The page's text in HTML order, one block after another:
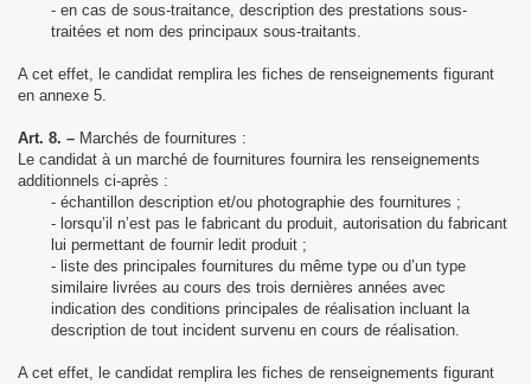
- en cas de sous-traitance, description des prestations sous-
traitées et nom des principaux sous-traitants.
A cet effet, le candidat remplira les fiches de renseignements figurant
en annexe 5.
Art. 8. – Marchés de fournitures :
Le candidat à un marché de fournitures fournira les renseignements
additionnels ci-après :
- échantillon description et/ou photographie des fournitures ;
- lorsqu’il n’est pas le fabricant du produit, autorisation du fabricant
lui permettant de fournir ledit produit ;
- liste des principales fournitures du même type ou d’un type
similaire livrées au cours des trois dernières années avec
indication des conditions principales de réalisation incluant la
description de tout incident survenu en cours de réalisation.
A cet effet, le candidat remplira les fiches de renseignements figurant